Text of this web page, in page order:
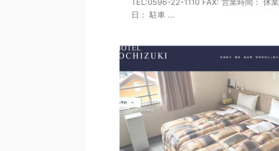
TEL:0596-22-1110 FAX: 営業時間： 休業
日： 駐車 ...